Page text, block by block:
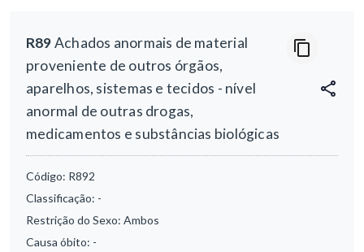
R89Achados anormais de material
proveniente de outros órgãos,
aparelhos, sistemas e tecidos - nível
anormal de outras drogas,
medicamentos e substâncias biológicas
Código: R892
Classificação: -
Restrição do Sexo: Ambos
Causa óbito: -